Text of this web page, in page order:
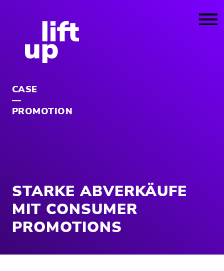
CASE
PROMOTION
STARKE ABVERKÄUFE
MIT CONSUMER
PROMOTIONS